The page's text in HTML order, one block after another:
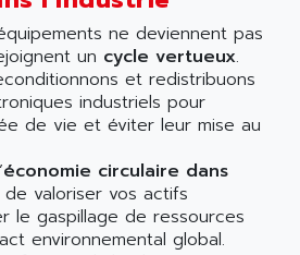
ne deviennent pas
un cycle vertueux.
et redistribuons
industriels pour
de vie et éviter leur mise au
économie circulaire dans
valoriser vos actifs
le gaspillage de ressources
environnemental global.